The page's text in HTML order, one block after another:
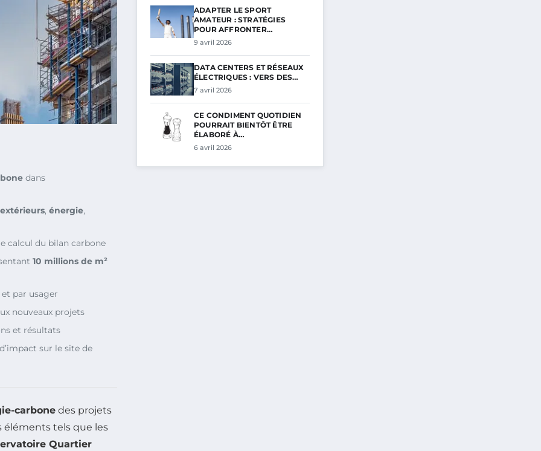
dans
, énergie,
calcul du bilan carbone
10 millions de m²
par usager
nouveaux projets
et résultats
sur le site de
carbone des projets
éléments tels que les
Quartier
ADAPTER LE SPORT
AMATEUR : STRATÉGIES
POUR AFFRONTER…
9 avril 2026
DATA CENTERS ET RÉSEAUX
ÉLECTRIQUES : VERS DES…
7 avril 2026
CE CONDIMENT QUOTIDIEN
POURRAIT BIENTÔT ÊTRE
ÉLABORÉ À…
6 avril 2026